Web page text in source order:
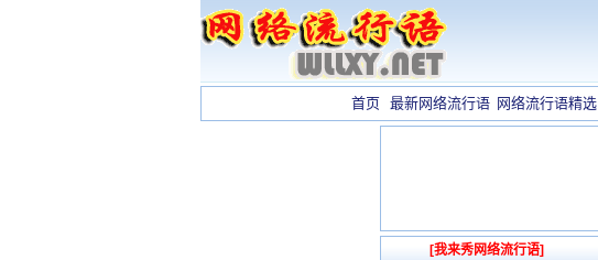
首页 最新网络流行语 网络流行语精选
[我来秀网络流行语]